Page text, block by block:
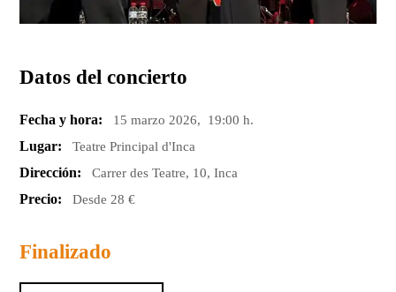
Datos del concierto
Fecha y hora: 15 marzo 2026, 19:00 h.
Lugar: Teatre Principal d'Inca
Dirección: Carrer des Teatre, 10, Inca
Precio: Desde 28 €
Finalizado